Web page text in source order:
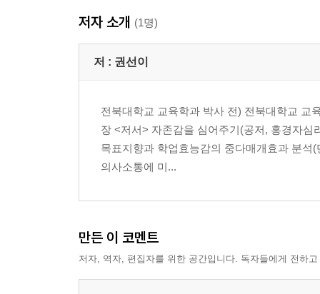
제2장 부모의 양육 태도
1. 부모 역할: 세상에서 가장 소중한 직업
2. 부모 역할의 목적
5. 자녀에게 꼭 길러 줘야 할 일곱 가지 품성
6. 상호 존중
7. 자녀에게 선택권을 주기
♠ 활동지
2. 연령별 발달 특성 및 지도
3. 평생 관계의 기초를 세우는 애착
4. 발달 단계와 상처 이해하기
저자 소개 (1명)
저 : 권선이
전북대학교 교육학과 박사 전) 전북대학교 교
장 <저서> 자존감을 심어주기(공저, 홍경자
목표지향과 학업효능감의 중다매개효과 분석
의사소통에 미...
만든 이 코멘트
저자, 역자, 편집자를 위한 공간입니다. 독자들에게 전하